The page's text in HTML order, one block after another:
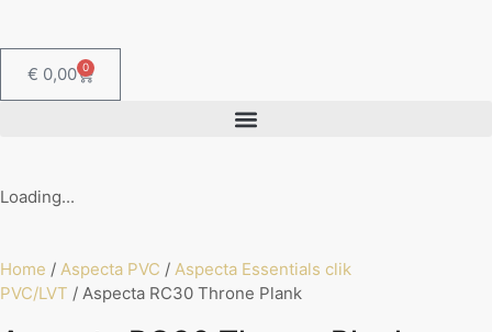
€ 0,00 0
Loading...
Home / Aspecta PVC / Aspecta Essentials clik
PVC/LVT / Aspecta RC30 Throne Plank